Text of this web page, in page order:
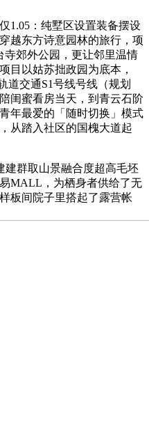
：纯墅区设置装备摆设
越东方诗意园林的旅行，项
寺郊外公园，更让邻里温情
目以姑苏拙政园为底本，
道交通S1号线号线（规划
闺蜜看房当天，到青云石阶
年最爱的「随时切换」模式
从踏入社区的国槐大道起
群取山景融合度超高毛坯
MALL，为栖身者供给了无
板间院子里搭起了露营帐